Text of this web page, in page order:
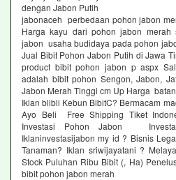
dengan Jabon Putih
jabonaceh perbedaan pohon jabon
Harga kayu dari pohon jabon
jabon usaha budidaya pada pohon
Jual Bibit Pohon Jabon Putih di Jawa
product bibit pohon jabon p aspx
adalah bibit pohon Sengon, Jabon,
Jabon Merah Tinggi cm Up Harga
Iklan blibli Kebun BibitC? Bermacam
Ayo Beli Free Shipping Tiket
Investasi Pohon Jabon
Iklaninvestasijabon my id ? Bisnis
Tanaman? Iklan sriwijayatani ?
Stock Puluhan Ribu Bibit (, Ha)
bibit pohon jabon merah